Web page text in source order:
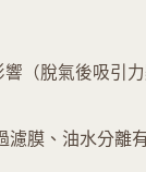
（脫氣後吸引力
濾膜、油水分離